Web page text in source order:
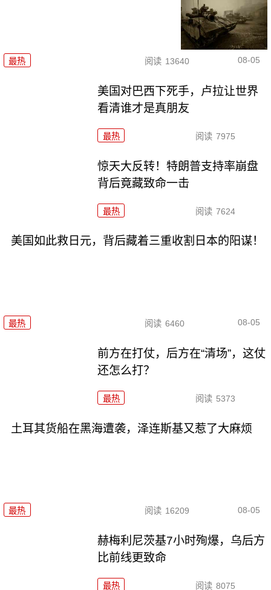
最热 阅读 13640 08-05
美国对巴西下死手，卢拉让世界
看清谁才是真朋友
最热 阅读 7975
惊天大反转！特朗普支持率崩盘
背后竟藏致命一击
最热 阅读 7624
美国如此救日元，背后藏着三重收割日本的阳谋！
最热 阅读 6460 08-05
前方在打仗，后方在“清场”，这仗
还怎么打？
最热 阅读 5373
土耳其货船在黑海遭袭，泽连斯基又惹了大麻烦
最热 阅读 16209 08-05
赫梅利尼茨基7小时殉爆，乌后方
比前线更致命
最热 阅读 8075